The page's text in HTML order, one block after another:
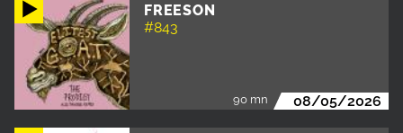
FREESON
#843
90 mn 08/05/2026